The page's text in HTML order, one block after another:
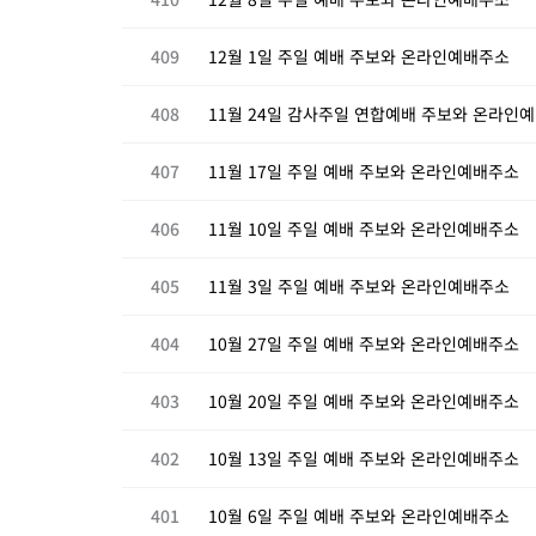
409 12월 1일 주일 예배 주보와 온라인예배주소
408 11월 24일 감사주일 연합예배 주보와 온라인
407 11월 17일 주일 예배 주보와 온라인예배주소
406 11월 10일 주일 예배 주보와 온라인예배주소
405 11월 3일 주일 예배 주보와 온라인예배주소
404 10월 27일 주일 예배 주보와 온라인예배주소
403 10월 20일 주일 예배 주보와 온라인예배주소
402 10월 13일 주일 예배 주보와 온라인예배주소
401 10월 6일 주일 예배 주보와 온라인예배주소